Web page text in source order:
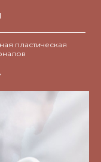
пластическая